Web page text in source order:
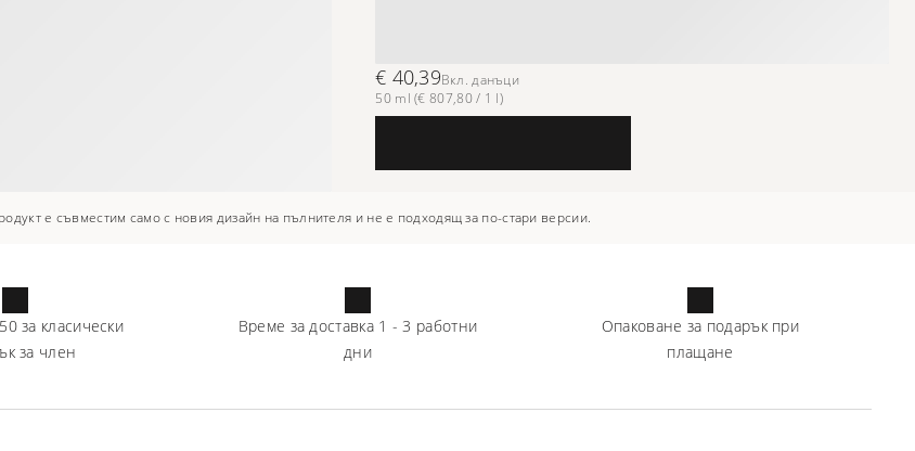
€ 40,39Вкл. данъци
50 ml (€ 807,80 / 1 l)
е съвместим само с новия дизайн на пълнителя и не е подходящ за по-стари версии.
за класически
за член
Време за доставка 1 - 3 работни
дни
Опаковане за подарък при
плащане